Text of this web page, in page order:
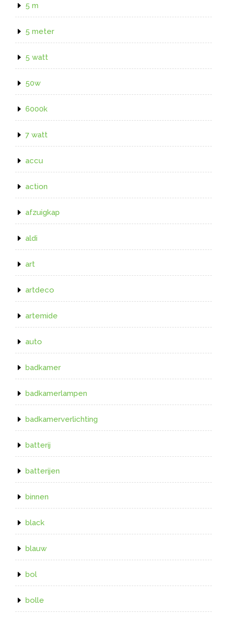
5 m
5 meter
5 watt
50w
6000k
7 watt
accu
action
afzuigkap
aldi
art
artdeco
artemide
auto
badkamer
badkamerlampen
badkamerverlichting
batterij
batterijen
binnen
black
blauw
bol
bolle